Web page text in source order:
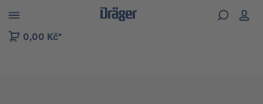
to B2B platform navigation
0,00 Kč*